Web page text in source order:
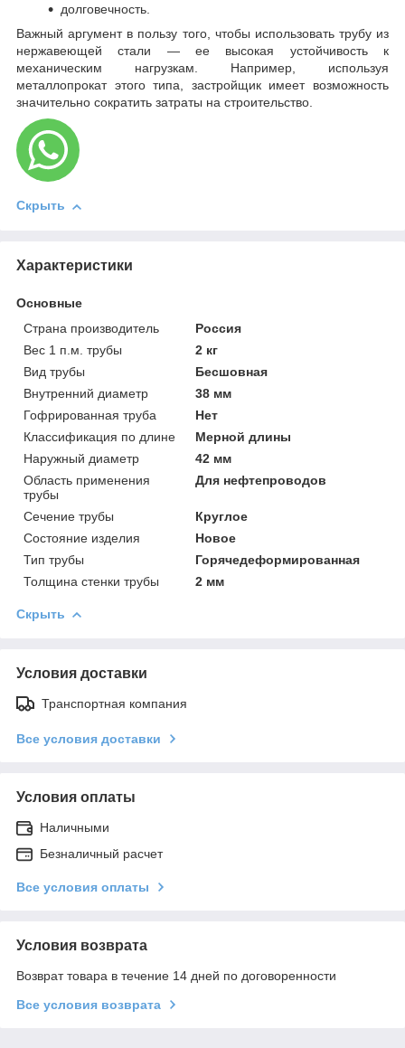
долговечность.
Важный аргумент в пользу того, чтобы использовать трубу из
нержавеющей стали — ее высокая устойчивость к
механическим нагрузкам. Например, используя
металлопрокат этого типа, застройщик имеет возможность
значительно сократить затраты на строительство.
Скрыть
Характеристики
Основные
Страна производитель
Россия
Вес 1 п.м. трубы
2 кг
Вид трубы
Бесшовная
Внутренний диаметр
38 мм
Гофрированная труба
Нет
Классификация по длине
Мерной длины
Наружный диаметр
42 мм
Область применения
трубы
Для нефтепроводов
Сечение трубы
Круглое
Состояние изделия
Новое
Тип трубы
Горячедеформированная
Толщина стенки трубы
2 мм
Скрыть
Условия доставки
Транспортная компания
Все условия доставки
Условия оплаты
Наличными
Безналичный расчет
Все условия оплаты
Условия возврата
Возврат товара в течение 14 дней по договоренности
Все условия возврата